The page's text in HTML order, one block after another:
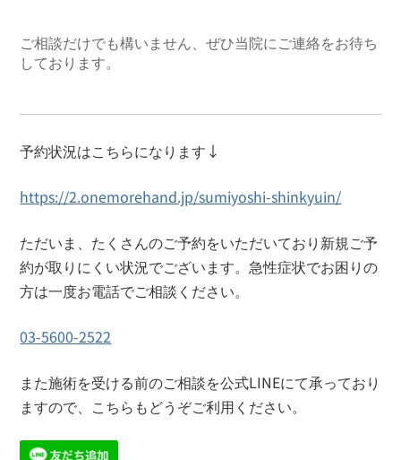
ご相談だけでも構いません、ぜひ当院にご連絡をお待ち
しております。
予約状況はこちらになります↓
https://2.onemorehand.jp/sumiyoshi-shinkyuin/
ただいま、たくさんのご予約をいただいており新規ご予
約が取りにくい状況でございます。急性症状でお困りの
方は一度お電話でご相談ください。
03-5600-2522
また施術を受ける前のご相談を公式LINEにて承っており
ますので、こちらもどうぞご利用ください。